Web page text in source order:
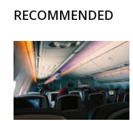
RECOMMENDED